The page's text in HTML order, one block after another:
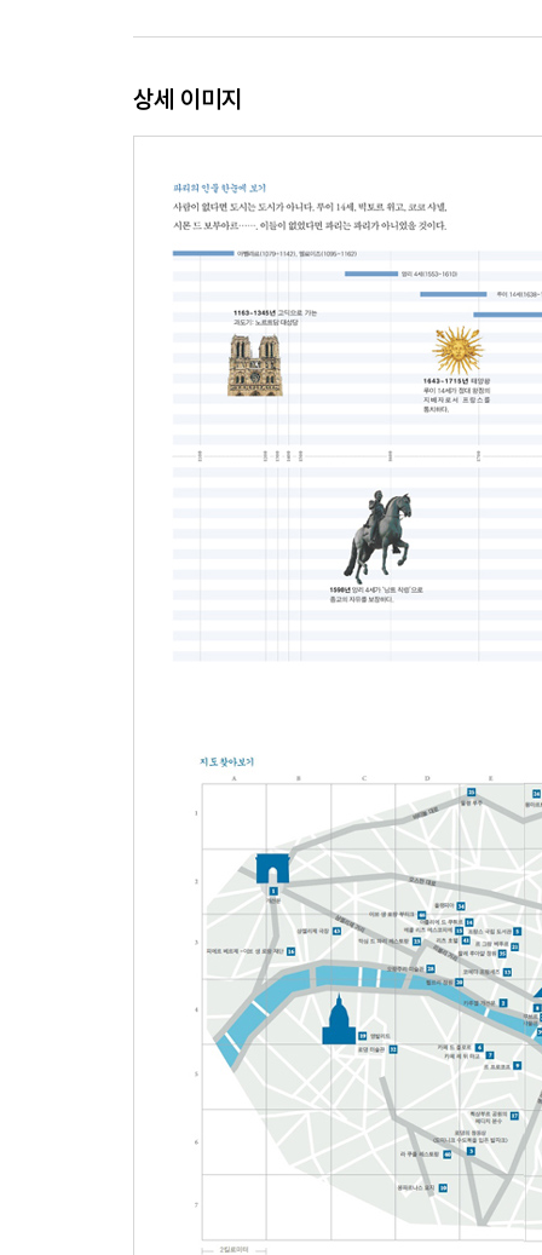
* 오귀스트 로댕
열정의 천재 조각가
* 오귀스트 에스코피에
파리 요리계의 넘버원
세계 최초의 여성 노벨상 수상자
* 시도니가브리엘 콜레트
* 에디트 피아프
작은 참새가 마음으로 파리를 부르다
* 보리스 비앙
작가이자 음악가, 배우였던 만능 재주꾼
* 프랑수아 트뤼포
영화를 위한 삶
* 이브 생 로랑
천재와 광인 사이의 스타 디자이너
상세 이미지